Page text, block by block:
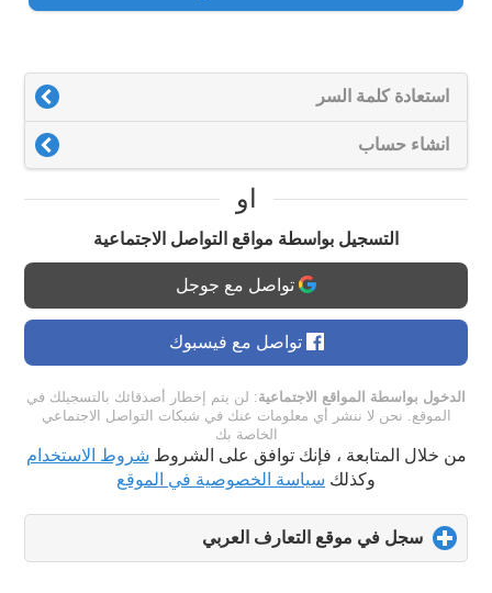
استعادة كلمة السر
انشاء حساب
او
التسجيل بواسطة مواقع التواصل الاجتماعية
تواصل مع جوجل
تواصل مع فيسبوك
الدخول بواسطة المواقع الاجتماعية: لن يتم إخطار أصدقائك بالتسجيلك في
الموقع. نحن لا ننشر أي معلومات عنك في شبكات التواصل الاجتماعي
الخاصة بك
من خلال المتابعة ، فإنك توافق على الشروط شروط الاستخدام
وكذلك سياسة الخصوصية في الموقع
سجل في موقع التعارف العربي
to